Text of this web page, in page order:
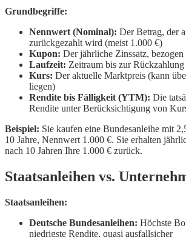
Grundbegriffe:
Nennwert (Nominal): Der Betrag, der
zurückgezahlt wird (meist 1.000 €)
Kupon: Der jährliche Zinssatz,
Laufzeit: Zeitraum bis zur Rückzahlung
Kurs: Der aktuelle Marktpreis (kann
liegen)
Rendite bis Fälligkeit (YTM): Die
Rendite unter Berücksichtigung von
Beispiel: Sie kaufen eine Bundesanleihe mit
10 Jahre, Nennwert 1.000 €. Sie erhalten
nach 10 Jahren Ihre 1.000 € zurück.
Staatsanleihen vs.
Staatsanleihen:
Deutsche Bundesanleihen: Höchste
niedrigste Rendite, quasi ausfallsicher